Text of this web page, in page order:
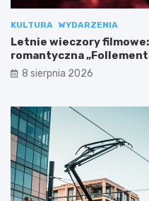
KULTURA WYDARZENIA
Letnie wieczory filmowe:
romantyczna
8 sierpnia 2026